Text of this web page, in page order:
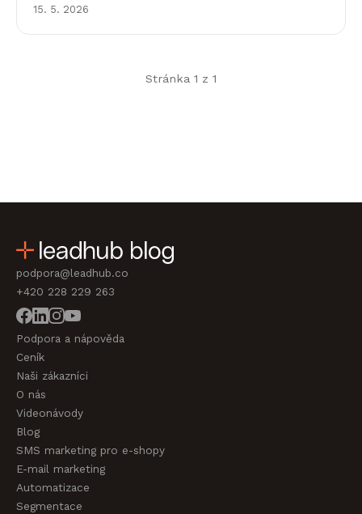
15. 5. 2026
Stránka 1 z 1
podpora@leadhub.co
+420 228 229 263
Podpora a nápověda
Ceník
Naši zákazníci
O nás
Videonávody
Blog
SMS marketing pro e-shopy
E-mail marketing
Automatizace
Segmentace